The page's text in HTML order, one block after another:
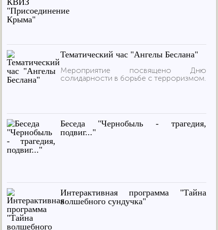
Тематический час "Ангелы Беслана"
Мероприятие посвящено Дню
солидарности в борьбе с терроризмом.
Беседа "Чернобыль - трагедия,
подвиг..."
Интерактивная программа "Тайна
волшебного сундучка"